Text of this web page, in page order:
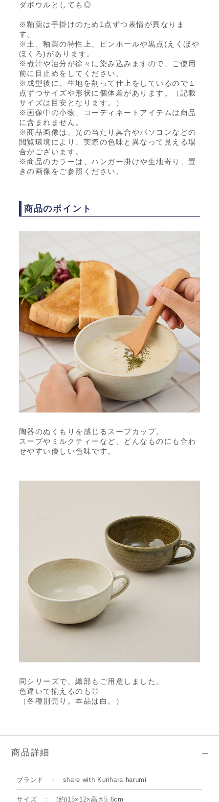
ダボウルとしても◎
※釉薬は手掛けのため1点ずつ表情が異なりま
す。
※土、釉薬の特性上、ピンホールや黒点(えくぼや
ほくろ)があります。
※煮汁や油分が徐々に染み込みますので、ご使用
前に目止めをしてください。
※成型後に、生地を削って仕上をしているので１
点ずつサイズや形状に個体差があります。（記載
サイズは目安となります。）
※画像中の小物、コーディネートアイテムは商品
に含まれません。
※商品画像は、光の当たり具合やパソコンなどの
閲覧環境により、実際の色味と異なって見える場
合がございます。
※商品のカラーは、ハンガー掛けや生地寄り、置
きの画像をご参照ください。
商品のポイント
陶器のぬくもりを感じるスープカップ。
スープやミルクティーなど、どんなものにも合わ
せやすい優しい色味です。
同シリーズで、織部もご用意しました。
色違いで揃えるのも◎
（各種別売り。本品は白。）
商品詳細
ブランド share with Kurihara harumi
サイズ (約)15×12×高さ5.6cm